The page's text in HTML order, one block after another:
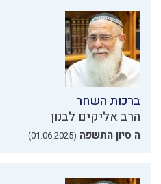
ברכות השחר
הרב אליקים לבנון
ה סיון התשפה (01.06.2025)